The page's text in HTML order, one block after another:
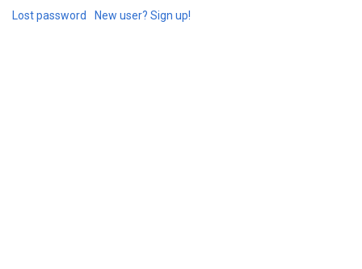
Lost password New user? Sign up!